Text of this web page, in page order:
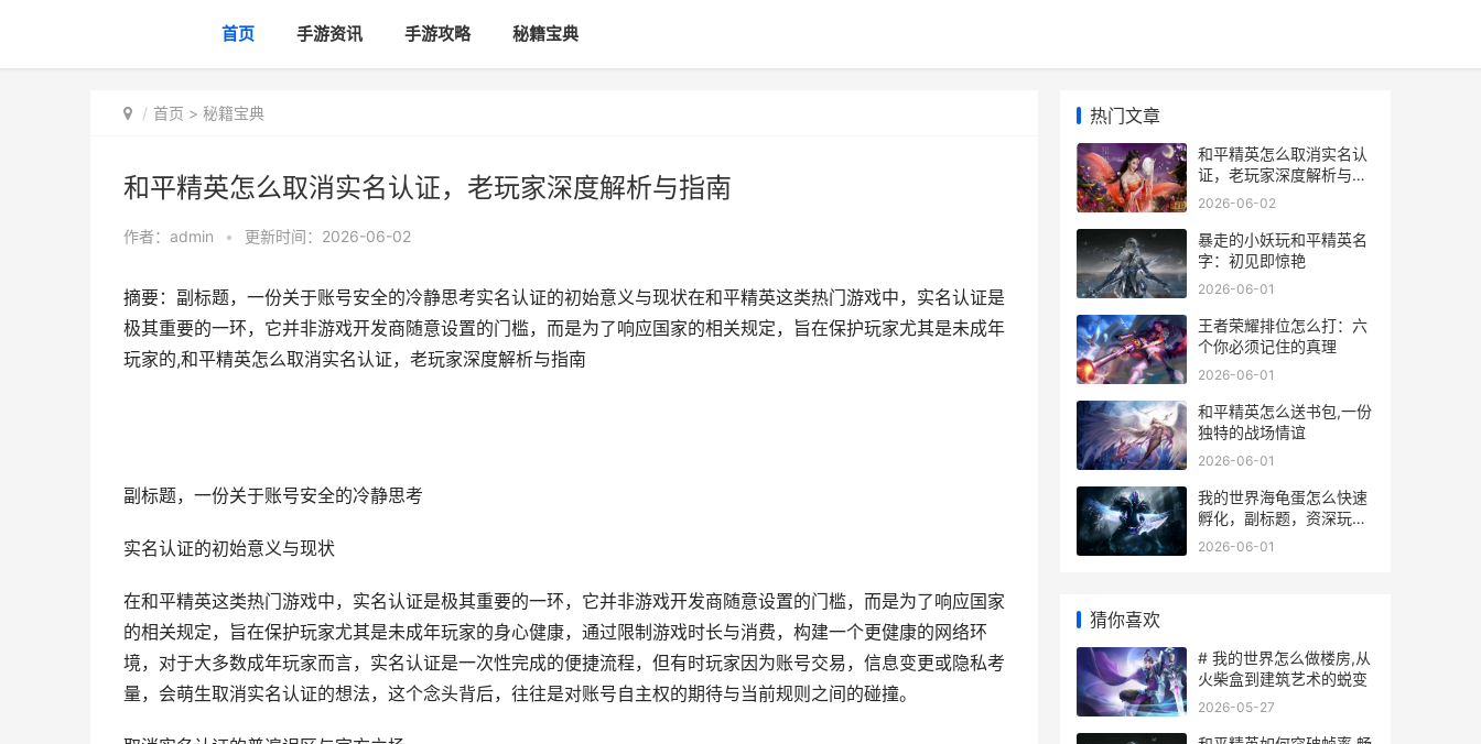
首页 手游资讯 手游攻略 秘籍宝典
首页 > 秘籍宝典
和平精英怎么取消实名认证，老玩家深度解析与指南
作者： admin • 更新时间：2026-06-02
摘要：副标题，一份关于账号安全的冷静思考实名认证的初始意义与现状在和平精英这类热门游戏中，实名认证是
极其重要的一环，它并非游戏开发商随意设置的门槛，而是为了响应国家的相关规定，旨在保护玩家尤其是未成年
玩家的,和平精英怎么取消实名认证，老玩家深度解析与指南
副标题，一份关于账号安全的冷静思考
实名认证的初始意义与现状
在和平精英这类热门游戏中，实名认证是极其重要的一环，它并非游戏开发商随意设置的门槛，而是为了响应国家
的相关规定，旨在保护玩家尤其是未成年玩家的身心健康，通过限制游戏时长与消费，构建一个更健康的网络环
境，对于大多数成年玩家而言，实名认证是一次性完成的便捷流程，但有时玩家因为账号交易，信息变更或隐私考
量，会萌生取消实名认证的想法，这个念头背后，往往是对账号自主权的期待与当前规则之间的碰撞。
热门文章
和平精英怎么取消实名认
证，老玩家深度解析与指
南
2026-06-02
暴走的小妖玩和平精英名
字：初见即惊艳
2026-06-01
王者荣耀排位怎么打：六
个你必须记住的真理
2026-06-01
和平精英怎么送书包,一份
独特的战场情谊
2026-06-01
我的世界海龟蛋怎么快速
孵化，副标题，资深玩家
孵化与保护全攻略
2026-06-01
猜你喜欢
# 我的世界怎么做楼房,从
火柴盒到建筑艺术的蜕变
2026-05-27